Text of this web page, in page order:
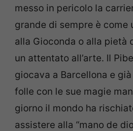
messo in pericolo la
grande di sempre è come
alla Gioconda o alla pietà
un attentato all’arte. Il
giocava a Barcellona e
folle con le sue magie
giorno il mondo ha
assistere alla “mano de